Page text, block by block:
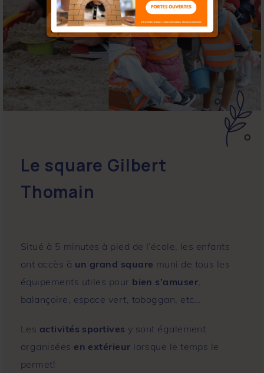
Le square Gilbert
Thomain
Situé à 5 minutes à pied de l’école, les enfants
ont accès à un grand square muni de tous les
équipements utiles pour bien s’amuser
balançoire, espace vert, toboggan, etc…
Les activités sportives y sont également
organisées en extérieur lorsque le temps le
permet!